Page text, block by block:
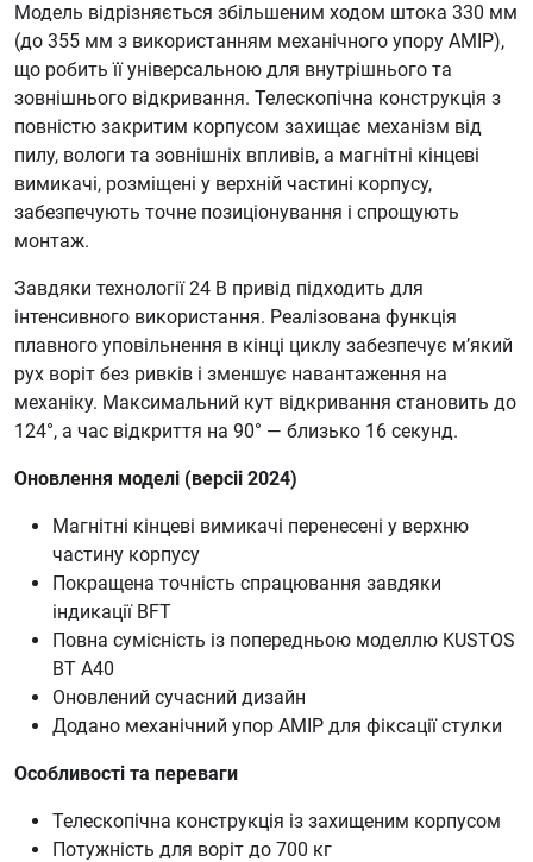
Модель відрізняється збільшеним ходом штока 330 мм
(до 355 мм з використанням механічного упору AMIP),
що робить її універсальною для внутрішнього та
зовнішнього відкривання. Телескопічна конструкція з
повністю закритим корпусом захищає механізм від
пилу, вологи та зовнішніх впливів, а магнітні кінцеві
вимикачі, розміщені у верхній частині корпусу,
забезпечують точне позиціонування і спрощують
монтаж.
Завдяки технології 24 В привід підходить для
інтенсивного використання. Реалізована функція
плавного уповільнення в кінці циклу забезпечує м’який
рух воріт без ривків і зменшує навантаження на
механіку. Максимальний кут відкривання становить до
124°, а час відкриття на 90° — близько 16 секунд.
Оновлення моделі (версіі 2024)
Магнітні кінцеві вимикачі перенесені у верхню
частину корпусу
Покращена точність спрацювання завдяки
індикації BFT
Повна сумісність із попередньою моделлю KUSTOS
BT A40
Оновлений сучасний дизайн
Додано механічний упор AMIP для фіксації стулки
Особливості та переваги
Телескопічна конструкція із захищеним корпусом
Потужність для воріт до 700 кг